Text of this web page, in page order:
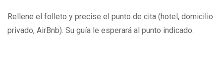
Rellene el folleto y precise el punto de cita (hotel, domicilio
privado, AirBnb). Su guía le esperará al punto indicado.